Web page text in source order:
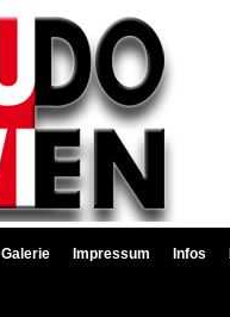
Galerie Impressum Infos